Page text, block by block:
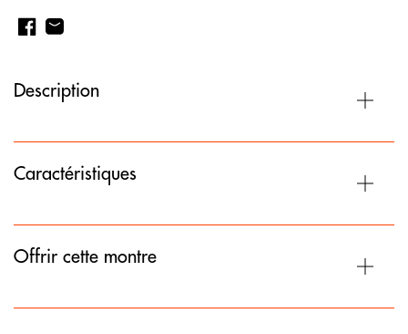
Description
Caractéristiques
Offrir cette montre